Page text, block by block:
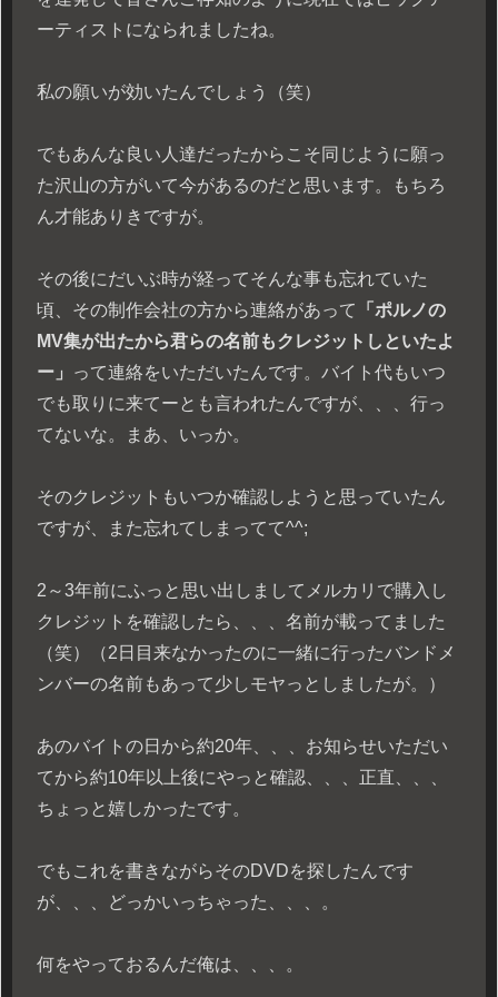
ーティストになられましたね。
私の願いが効いたんでしょう（笑）
でもあんな良い人達だったからこそ同じように願っ
た沢山の方がいて今があるのだと思います。もちろ
ん才能ありきですが。
その後にだいぶ時が経ってそんな事も忘れていた
頃、その制作会社の方から連絡があって
「ポルノの
MV集が出たから君らの名前もクレジットしといたよ
ー」
って連絡をいただいたんです。バイト代もいつ
でも取りに来てーとも言われたんですが、、、行っ
てないな。まあ、いっか。
そのクレジットもいつか確認しようと思っていたん
ですが、また忘れてしまってて^^;
2～3年前にふっと思い出しましてメルカリで購入し
クレジットを確認したら、、、名前が載ってました
（笑）（2日目来なかったのに一緒に行ったバンドメ
ンバーの名前もあって少しモヤっとしましたが。）
あのバイトの日から約20年、、、お知らせいただい
てから約10年以上後にやっと確認、、、正直、、、
ちょっと嬉しかったです。
でもこれを書きながらそのDVDを探したんです
が、、、どっかいっちゃった、、、。
何をやっておるんだ俺は、、、。